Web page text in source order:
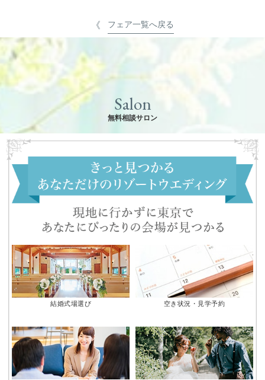
フェア一覧へ戻る
Salon
無料相談サロン
結婚式場選び 空き状況・見学予約